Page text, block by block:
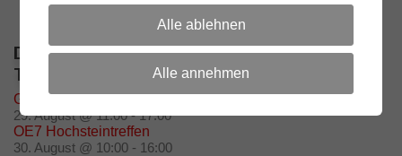
DIE NÄCHSTEN 5 VERANSTALTUNGEN /
TERMINE
Grillfeier – Grillplatz Oberolang
29. August @ 11:00-17:00
OE7 Hochsteintreffen
30. August @ 10:00 - 16:00
Alle ablehnen
Alle annehmen